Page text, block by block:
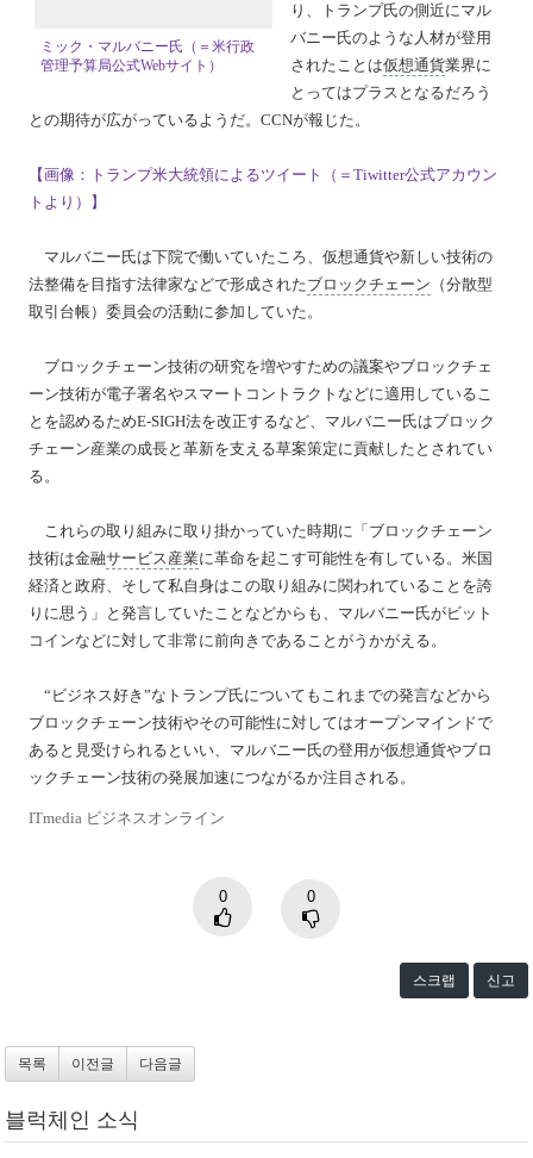
ミック・マルバニー氏（＝米行政
管理予算局公式Webサイト）
り、トランプ氏の側近にマル
バニー氏のような人材が登用
されたことは仮想通貨業界に
とってはプラスとなるだろう
との期待が広がっているようだ。CCNが報じた。
【画像：トランプ米大統領によるツイート（＝Tiwitter公式アカウン
トより）】
マルバニー氏は下院で働いていたころ、仮想通貨や新しい技術の
法整備を目指す法律家などで形成されたブロックチェーン （分散型
取引台帳）委員会の活動に参加していた。
ブロックチェーン技術の研究を増やすための議案やブロックチェ
ーン技術が電子署名やスマートコントラクトなどに適用しているこ
とを認めるためE-SIGH法を改正するなど、マルバニー氏はブロック
チェーン産業の成長と革新を支える草案策定に貢献したとされてい
る。
これらの取り組みに取り掛かっていた時期に「ブロックチェーン
技術は金融サービス産業に革命を起こす可能性を有している。米国
経済と政府、そして私自身はこの取り組みに関われていることを誇
りに思う」と発言していたことなどからも、マルバニー氏がビット
コインなどに対して非常に前向きであることがうかがえる。
“ビジネス好き”なトランプ氏についてもこれまでの発言などから
ブロックチェーン技術やその可能性に対してはオープンマインドで
あると見受けられるといい、マルバニー氏の登用が仮想通貨やブロ
ックチェーン技術の発展加速につながるか注目される。
ITmedia ビジネスオンライン
0 0
스크랩 신고
목록 이전글 다음글
블럭체인 소식